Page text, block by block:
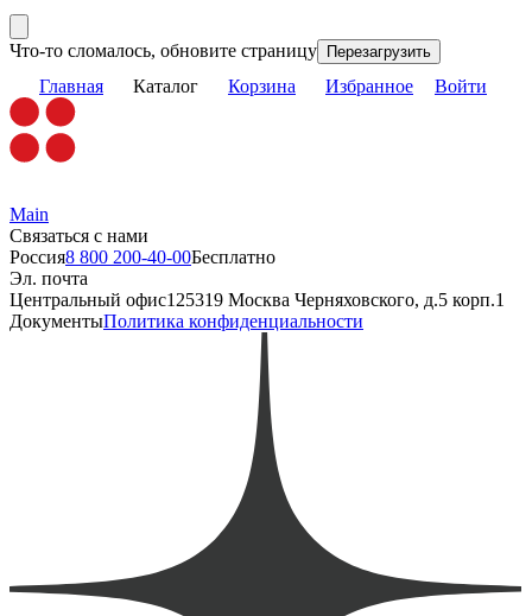
Что-то сломалось, обновите страницу Перезагрузить
Главная Каталог Корзина Избранное Войти
Main
Связаться с нами
Россия8 800 200-40-00Бесплатно
Эл. почта
Центральный офис125319 Москва Черняховского, д.5 корп.1
ДокументыПолитика конфиденциальности